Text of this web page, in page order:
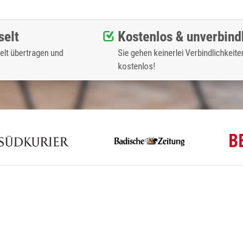
übertragen und
Kostenlos &
Sie gehen keinerlei
kostenlos!